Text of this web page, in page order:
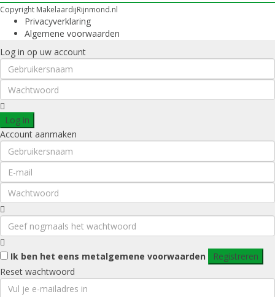
Copyright MakelaardijRijnmond.nl
Privacyverklaring
Algemene voorwaarden
Log in op uw account
Log in
Account aanmaken
Ik ben het eens metalgemene voorwaarden
Registreren
Reset wachtwoord